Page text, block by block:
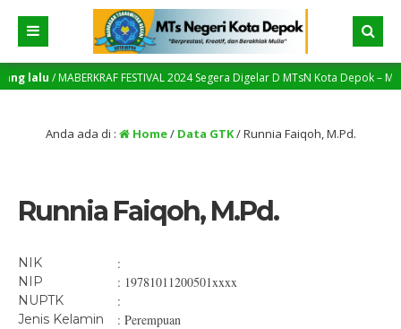
lalu/ MABERKRAF FESTIVAL 2024 Segera Digelar D MTsN Kota Depok –
Yang Lebih Tinggi
Anda ada di : Home/ Data GTK/Runnia Faiqoh, M.Pd.
Runnia Faiqoh, M.Pd.
NIK :
NIP : 19781011200501xxxx
NUPTK :
Jenis Kelamin : Perempuan